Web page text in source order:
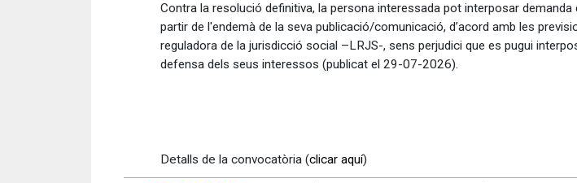
Contra la resolució definitiva, la persona interessada pot interposar
partir de l'endemà de la seva publicació/comunicació, d’acord amb les
reguladora de la jurisdicció social –LRJS-, sens perjudici que es pugui
defensa dels seus interessos (publicat el 29-07-2026).
Detalls de la convocatòria (clicar aquí)